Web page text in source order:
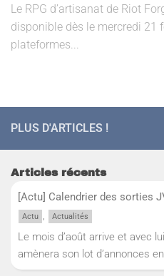
Le RPG d’artisanat de Riot
disponible dès le mercredi 21
plateformes...
PLUS D'ARTICLES !
Articles récents
[Actu] Calendrier des sorties
Actu , Actualités
Le mois d’août arrive et avec
amènera son lot d’annonces en